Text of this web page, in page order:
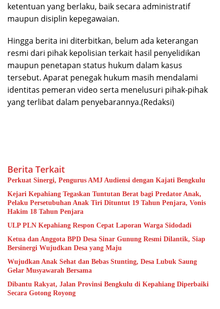
ketentuan yang berlaku, baik secara administratif
maupun disiplin kepegawaian.
Hingga berita ini diterbitkan, belum ada keterangan
resmi dari pihak kepolisian terkait hasil penyelidikan
maupun penetapan status hukum dalam kasus
tersebut. Aparat penegak hukum masih mendalami
identitas pemeran video serta menelusuri pihak-pihak
yang terlibat dalam penyebarannya.(Redaksi)
Berita Terkait
Perkuat Sinergi, Pengurus AMJ Audiensi dengan Kajati Bengkulu
Kejari Kepahiang Tegaskan Tuntutan Berat bagi Predator Anak,
Pelaku Persetubuhan Anak Tiri Dituntut 19 Tahun Penjara, Vonis
Hakim 18 Tahun Penjara
ULP PLN Kepahiang Respon Cepat Laporan Warga Sidodadi
Ketua dan Anggota BPD Desa Sinar Gunung Resmi Dilantik, Siap
Bersinergi Wujudkan Desa yang Maju
Wujudkan Anak Sehat dan Bebas Stunting, Desa Lubuk Saung
Gelar Musyawarah Bersama
Dibantu Rakyat, Jalan Provinsi Bengkulu di Kepahiang Diperbaiki
Secara Gotong Royong